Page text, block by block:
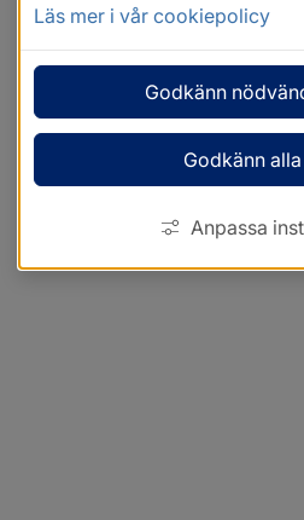
Läs mer i vår cookiepolicy
Godkänn
Godkänn
Anpassa